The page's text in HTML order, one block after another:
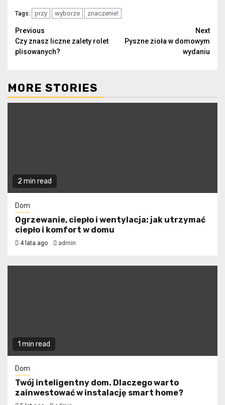
Tags: przy wyborze znaczenie!
Continue
Reading
Previous
Czy znasz liczne zalety rolet
plisowanych?
Next
Pyszne zioła w domowym
wydaniu
MORE STORIES
2 min read
Dom
Ogrzewanie, ciepło i wentylacja: jak utrzymać
ciepło i komfort w domu
4 lata ago admin
1 min read
Dom
Twój inteligentny dom. Dlaczego warto
zainwestować w instalację smart home?